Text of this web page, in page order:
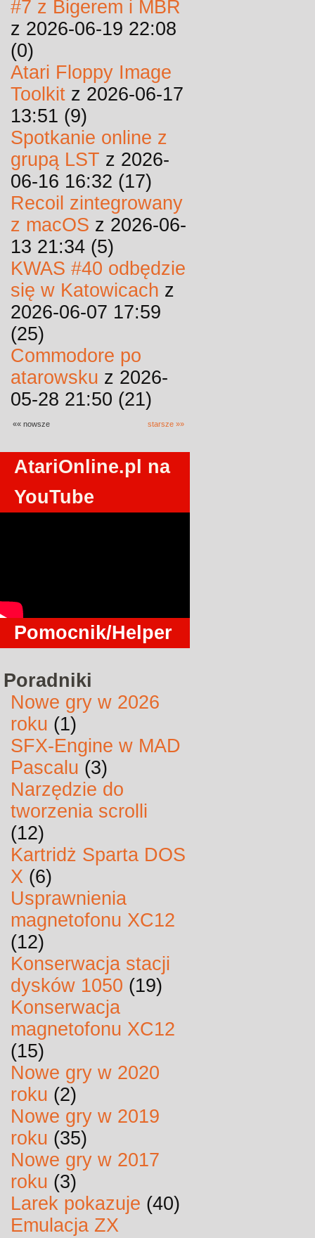
#7 z Bigerem i MBR
z 2026-06-19 22:08
(0)
Atari Floppy Image
Toolkit z 2026-06-17
13:51 (9)
Spotkanie online z
grupą LST z 2026-
06-16 16:32 (17)
Recoil zintegrowany
z macOS z 2026-06-
13 21:34 (5)
KWAS #40 odbędzie
się w Katowicach z
2026-06-07 17:59
(25)
Commodore po
atarowsku z 2026-
05-28 21:50 (21)
«« nowsze starsze »»
AtariOnline.pl na
YouTube
Pomocnik/Helper
Poradniki
Nowe gry w 2026
roku (1)
SFX-Engine w MAD
Pascalu (3)
Narzędzie do
tworzenia scrolli
(12)
Kartridż Sparta DOS
X (6)
Usprawnienia
magnetofonu XC12
(12)
Konserwacja stacji
dysków 1050 (19)
Konserwacja
magnetofonu XC12
(15)
Nowe gry w 2020
roku (2)
Nowe gry w 2019
roku (35)
Nowe gry w 2017
roku (3)
Larek pokazuje (40)
Emulacja ZX